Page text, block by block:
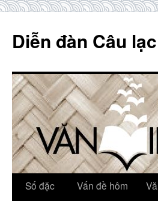
content
Diễn đàn Câu
Số đặc
Vấn đề hôm